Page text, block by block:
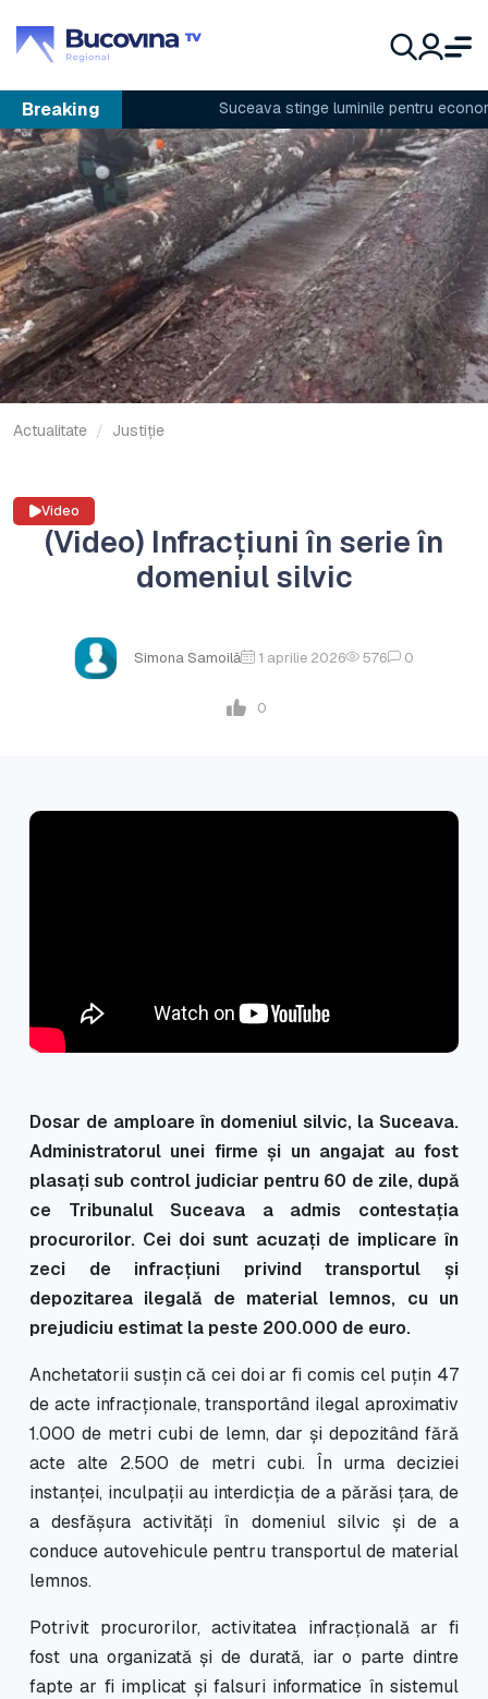
Breaking Suceava stinge luminile pentru economie
Actualitate Justiție
Video
(Video) Infracțiuni în serie în
domeniul silvic
Simona Samoilă 1 aprilie 2026 576 0
0
Dosar de amploare în domeniul silvic, la Suceava.
Administratorul unei firme și un angajat au fost
plasați sub control judiciar pentru 60 de zile, după
ce Tribunalul Suceava a admis contestația
procurorilor. Cei doi sunt acuzați de implicare în
zeci de infracțiuni privind transportul și
depozitarea ilegală de material lemnos, cu un
prejudiciu estimat la peste 200.000 de euro.
Anchetatorii susțin că cei doi ar fi comis cel puțin 47
de acte infracționale, transportând ilegal aproximativ
1.000 de metri cubi de lemn, dar și depozitând fără
acte alte 2.500 de metri cubi. În urma deciziei
instanței, inculpații au interdicția de a părăsi țara, de
a desfășura activități în domeniul silvic și de a
conduce autovehicule pentru transportul de material
lemnos.
Potrivit procurorilor, activitatea infracțională ar fi
fost una organizată și de durată, iar o parte dintre
fapte ar fi implicat și falsuri informatice în sistemul